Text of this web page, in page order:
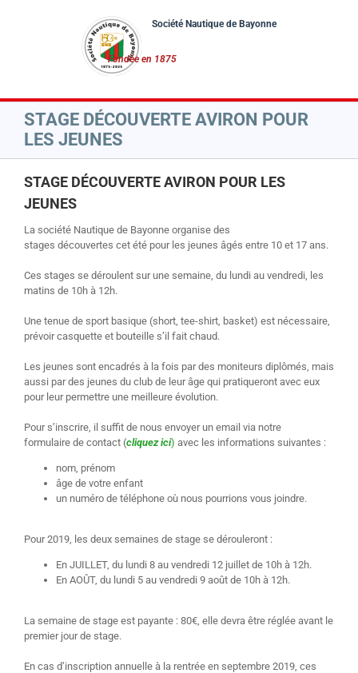
STAGE DÉCOUVERTE AVIRON POUR
LES JEUNES
STAGE DÉCOUVERTE AVIRON POUR LES
JEUNES
La société Nautique de Bayonne organise des
stages découvertes cet été pour les jeunes âgés entre 10 et 17 ans.
Ces stages se déroulent sur une semaine, du lundi au vendredi, les
matins de 10h à 12h.
Une tenue de sport basique (short, tee-shirt, basket) est nécessaire,
prévoir casquette et bouteille s’il fait chaud.
Les jeunes sont encadrés à la fois par des moniteurs diplômés, mais
aussi par des jeunes du club de leur âge qui pratiqueront avec eux
pour leur permettre une meilleure évolution.
Pour s’inscrire, il suffit de nous envoyer un email via notre
formulaire de contact (cliquez ici) avec les informations suivantes :
nom, prénom
âge de votre enfant
un numéro de téléphone où nous pourrions vous joindre.
Pour 2019, les deux semaines de stage se dérouleront :
En JUILLET, du lundi 8 au vendredi 12 juillet de 10h à 12h.
En AOÛT, du lundi 5 au vendredi 9 août de 10h à 12h.
La semaine de stage est payante : 80€, elle devra être réglée avant le
premier jour de stage.
En cas d’inscription annuelle à la rentrée en septembre 2019, ces